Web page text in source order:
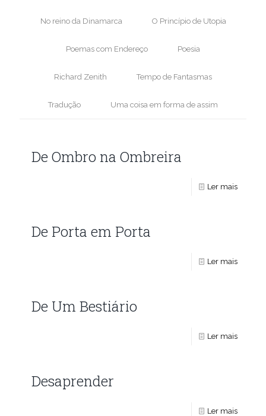
No reino da Dinamarca O Princípio de Utopia
Poemas com Endereço Poesia
Richard Zenith Tempo de Fantasmas
Tradução Uma coisa em forma de assim
De Ombro na Ombreira
Ler mais
De Porta em Porta
Ler mais
De Um Bestiário
Ler mais
Desaprender
Ler mais